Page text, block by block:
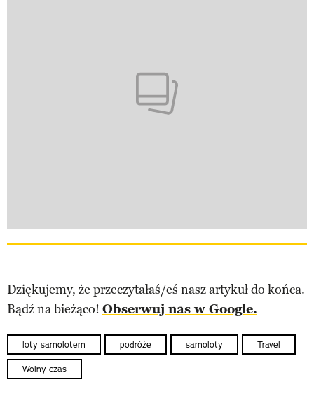
Dziękujemy, że przeczytałaś/eś nasz artykuł do końca.
Bądź na bieżąco! Obserwuj nas w Google.
loty samolotem podróże samoloty Travel
Wolny czas